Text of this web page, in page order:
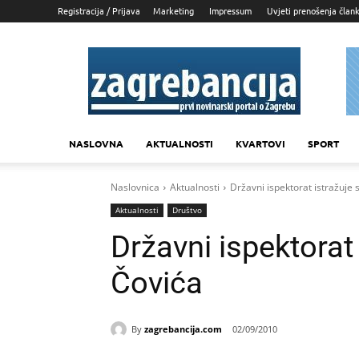
Registracija / Prijava Marketing Impressum Uvjeti prenošenja
Zagrebancija
NASLOVNA AKTUALNOSTI KVARTOVI SPORT
Naslovnica Aktualnosti Državni ispektorat istražuje
Aktualnosti Društvo
Državni
Čovića
By zagrebancija.com 02/09/2010